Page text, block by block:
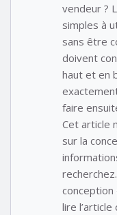
vendeur ?
simples à
sans être
doivent
haut et en
faire
Cet article
sur la
lire l’article